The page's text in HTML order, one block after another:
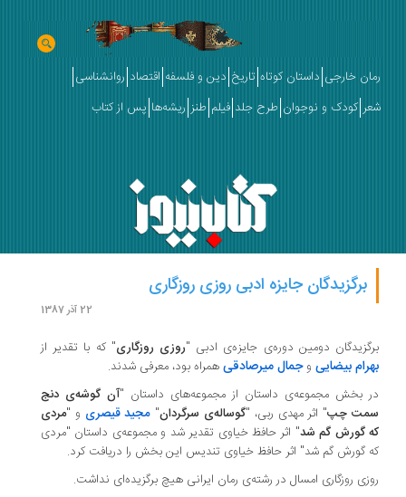
رمان خارجی داستان کوتاه تاریخ دین و فلسفه اقتصاد روانشناسی
شعر کودک و نوجوان طرح جلد فیلم طنز ریشه‌ها پس از کتاب
برگزیدگان جایزه ادبی روزی روزگاری
22 آذر 1387
برگزیدگان دومین دوره‌ی جایزه‌ی ادبی "روزی روزگاری" که با تقدیر از
بهرام بیضایی وجمال میرصادقیهمراه بود، معرفی شدند.
در بخش مجموعه‌ی داستان از مجموعه‌ها‌ی‌ داستان "آن گوشه‌ی دنج
سمت چپ" اثر مهدی ربی، "گوساله‌ی سرگردان" مجید قیصری و "مردی
که گورش گم شد" اثر حافظ خیاوی تقدیر شد و مجموعه‌ی داستان "مردی
که گورش گم شد" اثر حافظ خیاوی تندیس این بخش را دریافت کرد.
روزی روزگاری امسال در رشته‌ی رمان ایرانی هیچ برگزیده‌ای نداشت.